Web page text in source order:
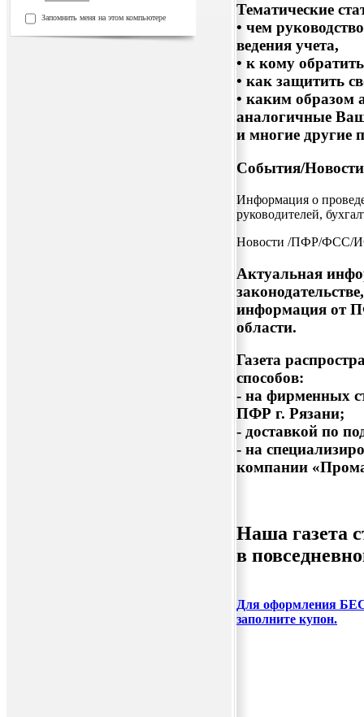
Запомнить меня на этом компьютере
Тематические
• чем
ведения учета,
• к кому
• как защитить
• каким образом
аналогичные
и многие другие
События/
Информация о
руководителей,
Новости /ПФР/ФСС/
Актуальная
информация от
области.
Газета
способов:
- на фирменных
ПФР г. Рязани;
- доставкой по
- на
компании
Наша газета
в
Для оформления
заполните купон.